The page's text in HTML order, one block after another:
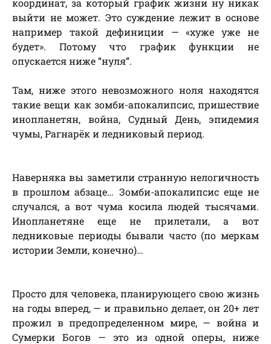
координат, за который график жизни ну никак
выйти не может. Это суждение лежит в основе
например такой дефиниции — «хуже уже не
будет». Потому что график функции не
опускается ниже “нуля”.
Там, ниже этого невозможного ноля находятся
такие вещи как зомби-апокалипсис, пришествие
инопланетян, война, Судный День, эпидемия
чумы, Рагнарёк и ледниковый период.
Наверняка вы заметили странную нелогичность
в прошлом абзаце… Зомби-апокалипсис еще не
случался, а вот чума косила людей тысячами.
Инопланетяне еще не прилетали, а вот
ледниковые периоды бывали часто (по меркам
истории Земли, конечно)…
Просто для человека, планирующего свою жизнь
на годы вперед, — и правильно делает, он 20+ лет
прожил в предопределенном мире, — война и
Сумерки Богов — это из одной оперы, ниже